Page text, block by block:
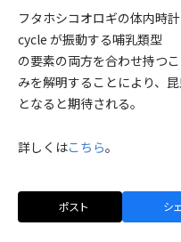
フタホシコオロギの体内時
cycle が振動する哺乳類型
の要素の両方を合わせ持つ
みを解明することにより、
となると期待される。
詳しくはこちら。
ポスト シ